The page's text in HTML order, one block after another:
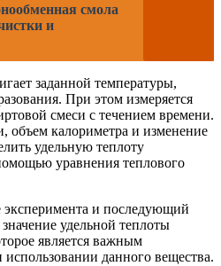
смола
и
заданной температуры,
При этом измеряется
смеси с течением времени.
объем калориметра и изменение
удельную теплоту
уравнения теплового
эксперимента и последующий
удельной теплоты
является важным
данного вещества.